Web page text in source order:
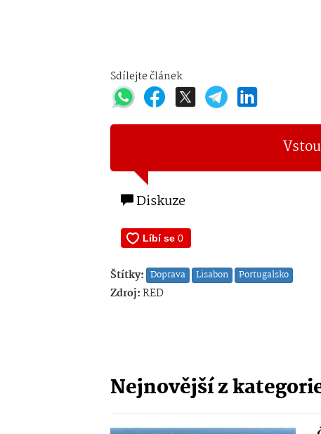
Sdílejte článek
Diskuze
Štítky: Doprava Lisabon Portugalsko
Zdroj:RED
Nejnovější z